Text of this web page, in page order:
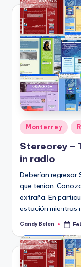
Posted
Monterrey
Stereorey –
in radio
Deberí­an regresar
que tení­an.
extraña. En
estación mientras
Posted
Candy Belen